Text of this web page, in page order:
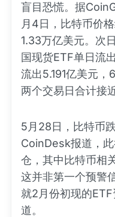
盲目恐慌。据
月4日，比特币价
1.33万亿美元。次
国现货ETF单日流
流出5.191亿美元，
两个交易日合计接
5月28日，比特币
CoinDesk报道，
仓，其中比特币相
这并非第一个预警
就2月份初现的
道。